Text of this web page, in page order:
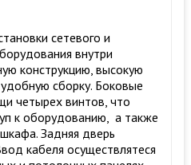
сетевого и
внутри
конструкцию, высокую
сборку. ​Боковые
четырех винтов, что
к оборудованию, а также
Задняя дверь
кабеля осуществлятеся